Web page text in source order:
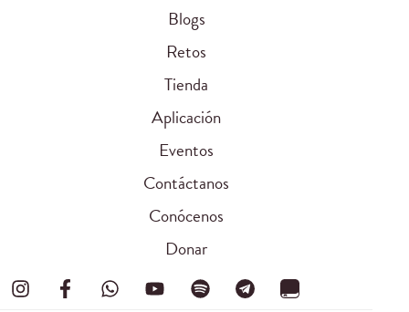
Blogs
Retos
Tienda
Aplicación
Eventos
Contáctanos
Conócenos
Donar